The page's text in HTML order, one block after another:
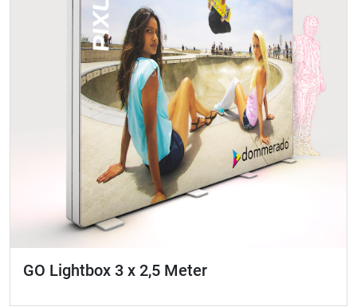
GO Lightbox 3 x 2,5 Meter